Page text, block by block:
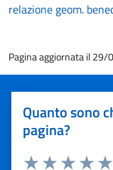
relazione geom.
Pagina aggiornata il
Quanto sono
pagina?